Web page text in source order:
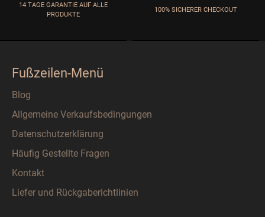
14 TAGE GARANTIE AUF ALLE
PRODUKTE
100% SICHERER CHECKOUT
Fußzeilen-Menü
Blog
Allgemeine Verkaufsbedingungen
Datenschutzerklärung
Häufig Gestellte Fragen
Kontakt
Liefer und Rückgaberichtlinien